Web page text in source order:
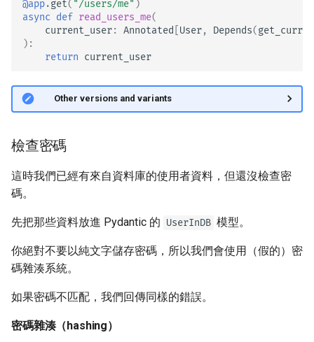
@app.get( "/users/me" )
async def read_users_me(
current_user: Annotated User, Depends(
):
return current_user
🤓 Other versions and variants
檢查密碼
這時我們已經有來自資料庫的使用者資料，但還沒檢查密
碼。
先把那些資料放進 Pydantic 的 UserInDB 模型。
你絕對不要以純文字儲存密碼，所以我們會使用（假的）密
碼雜湊系統。
如果密碼不匹配，我們回傳同樣的錯誤。
密碼雜湊（hashing）